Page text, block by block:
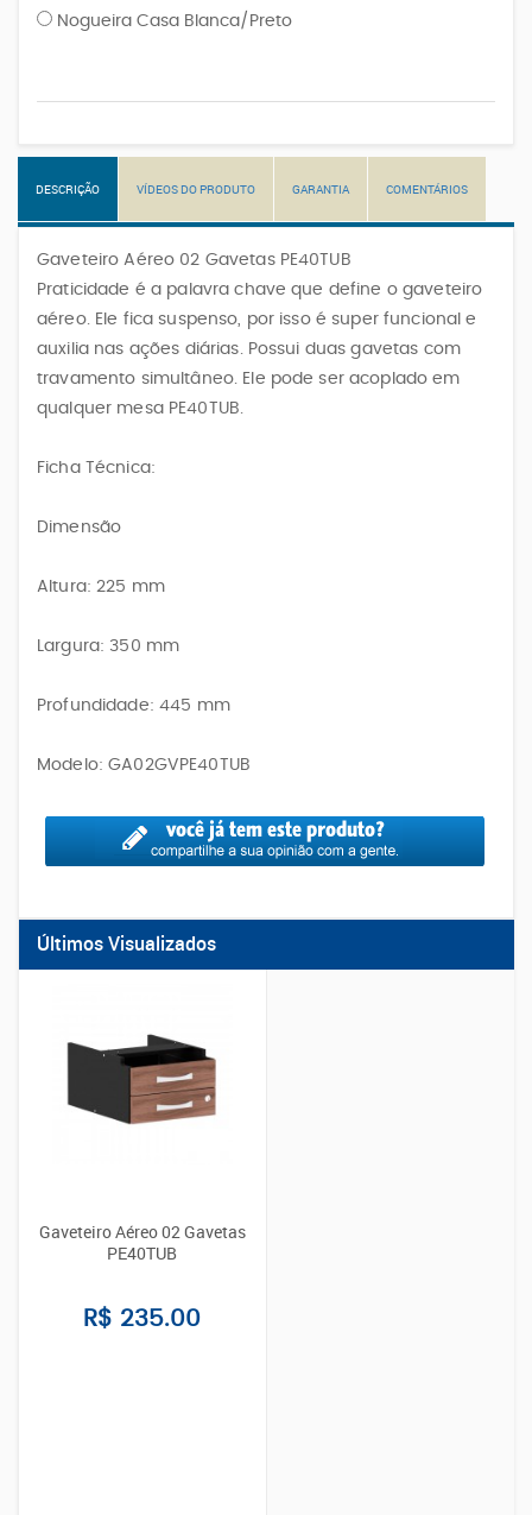
Nogueira Casa Blanca/Preto
DESCRIÇÃO VÍDEOS DO PRODUTO GARANTIA COMENTÁRIOS
Gaveteiro Aéreo 02 Gavetas PE40TUB
Praticidade é a palavra chave que define o gaveteiro
aéreo. Ele fica suspenso, por isso é super funcional e
auxilia nas ações diárias. Possui duas gavetas com
travamento simultâneo. Ele pode ser acoplado em
qualquer mesa PE40TUB.
Ficha Técnica:
Dimensão
Altura: 225 mm
Largura: 350 mm
Profundidade: 445 mm
Modelo: GA02GVPE40TUB
Últimos Visualizados
Gaveteiro Aéreo 02 Gavetas
PE40TUB
R$ 235.00